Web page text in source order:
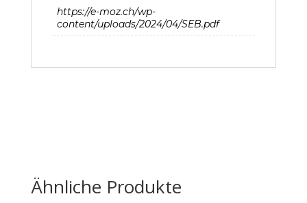
https://e-moz.ch/wp-
content/uploads/2024/04/SEB.pdf
Ähnliche Produkte